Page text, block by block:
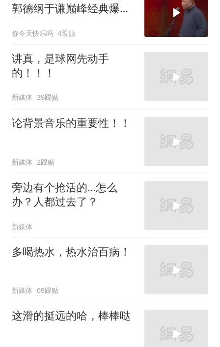
郭德纲于谦巅峰经典爆笑
你今天快乐吗 4跟贴
讲真，是球网先动手
的！！！
新媒体 39跟贴
论背景音乐的重要性！！
新媒体 2跟贴
旁边有个抢活的…怎么
办？人都过去了？
新媒体
多喝热水，热水治百病！
新媒体 69跟贴
这滑的挺远的哈，棒棒哒